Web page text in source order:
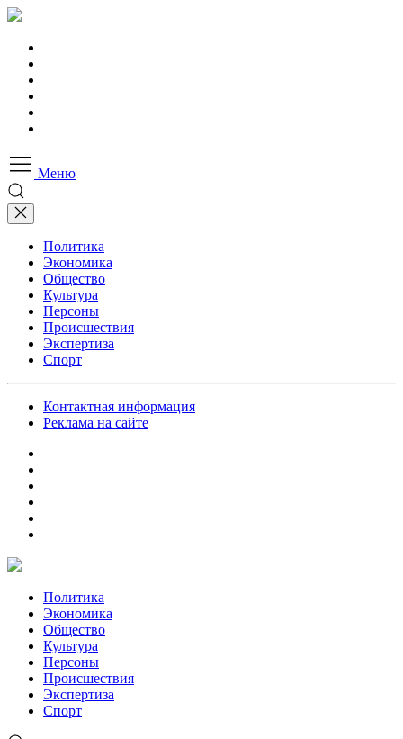
Меню
Политика
Экономика
Общество
Культура
Персоны
Происшествия
Экспертиза
Спорт
Контактная информация
Реклама на сайте
Политика
Экономика
Общество
Культура
Персоны
Происшествия
Экспертиза
Спорт